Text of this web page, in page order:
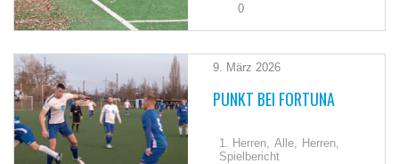
0
9. März 2026
PUNKT BEI FORTUNA
1. Herren, Alle,
Herren,
Spielbericht